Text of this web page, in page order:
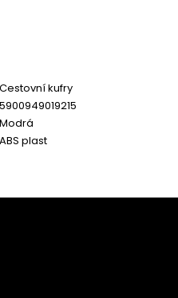
Cestovní kufry
5900949019215
Modrá
ABS plast